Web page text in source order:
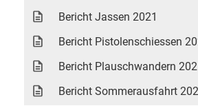
Bericht Jassen 2021
Bericht Pistolenschiessen
Bericht Plauschwandern
Bericht Sommerausfahrt